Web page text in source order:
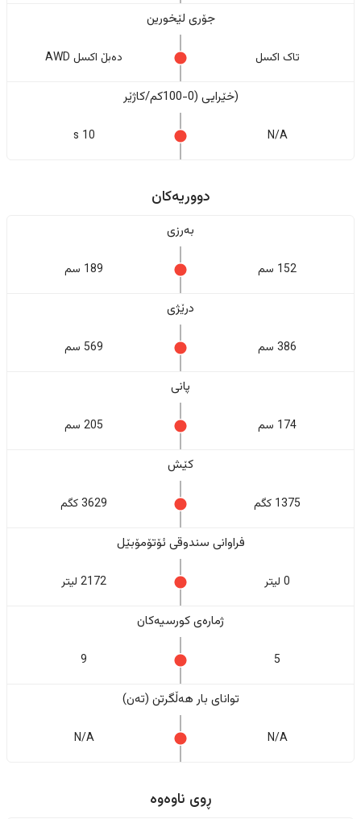
جۆری لێخورین
تاک اکسل دەبڵ اکسل AWD
(خێرایی (0-100کم/کاژێر
N/A
10 s
دووریەکان
بەرزی
152 سم 189 سم
درێژی
386 سم 569 سم
پانی
174 سم 205 سم
کێش
1375 کگم 3629 کگم
فراوانی سندوقی ئۆتۆمۆبێل
0 لیتر 2172 لیتر
ژمارەی کورسیەکان
5
9
تواناى بار هەڵگرتن (تەن)
N/A
N/A
ڕوی ناوەوە